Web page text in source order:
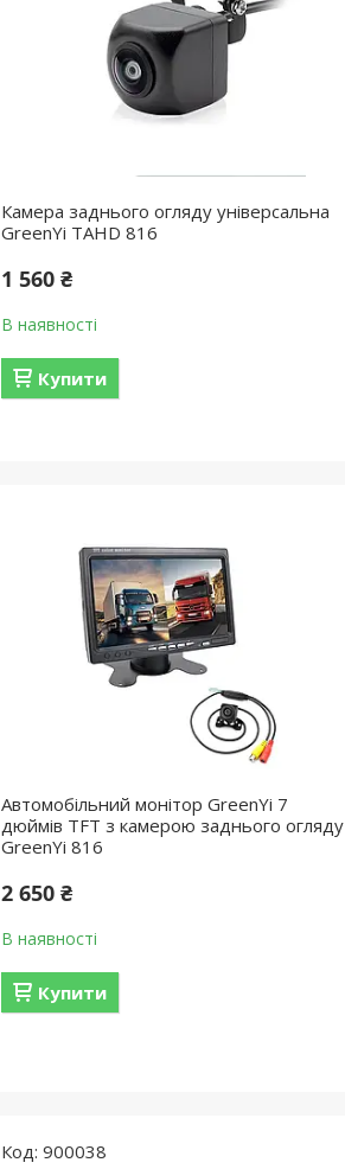
Камера заднього огляду універсальна
GreenYi TAHD 816
1 560 ₴
В наявності
Купити
Автомобільний монітор GreenYi 7
дюймів TFT з камерою заднього огляду
GreenYi 816
2 650 ₴
В наявності
Купити
900038